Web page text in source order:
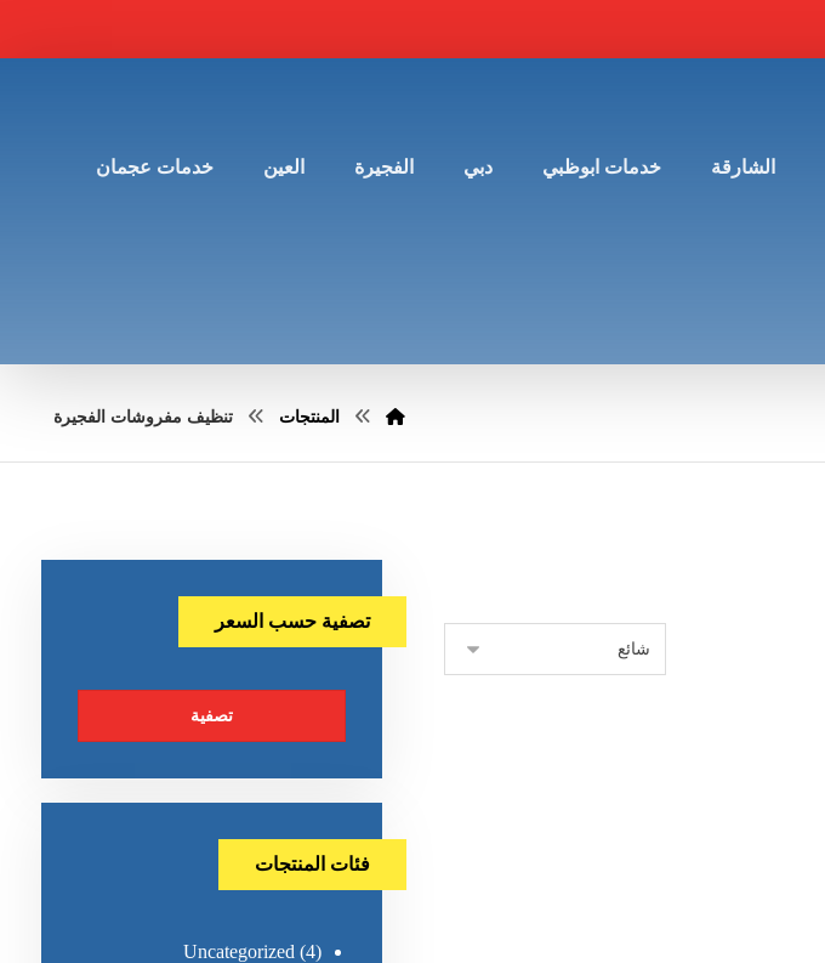
الشارقة خدمات ابوظبي دبي الفجيرة العين خدمات عجمان
المنتجات تنظيف مفروشات الفجيرة
تصفية حسب السعر
تصفية
فئات المنتجات
Uncategorized (4)